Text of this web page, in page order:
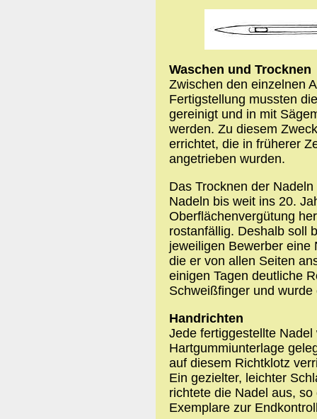
Waschen und Trocknen
Zwischen den einzelnen
Fertigstellung mussten
gereinigt und in mit
werden. Zu diesem
errichtet, die in früherer
angetrieben wurden.
Das Trocknen der
Nadeln bis weit ins 20.
Oberflächenvergütung
rostanfällig. Deshalb soll
jeweiligen Bewerber eine
die er von allen Seiten
einigen Tagen deutliche
Schweißfinger und
Handrichten
Jede fertiggestellte
Hartgummiunterlage
auf diesem Richtklotz
Ein gezielter, leichter
richtete die Nadel aus,
Exemplare zur